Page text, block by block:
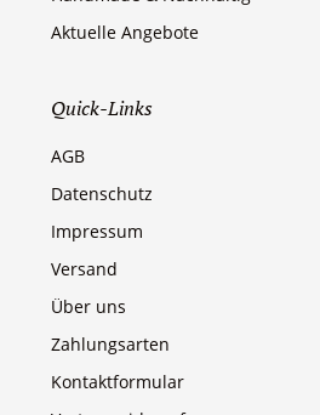
Aktuelle Angebote
Quick-Links
AGB
Datenschutz
Impressum
Versand
Über uns
Zahlungsarten
Kontaktformular